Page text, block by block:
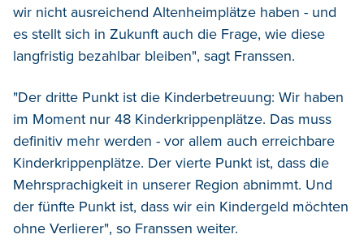
wir nicht ausreichend Altenheimplätze haben - und
es stellt sich in Zukunft auch die Frage, wie diese
langfristig bezahlbar bleiben", sagt Franssen.
"Der dritte Punkt ist die Kinderbetreuung: Wir haben
im Moment nur 48 Kinderkrippenplätze. Das muss
definitiv mehr werden - vor allem auch erreichbare
Kinderkrippenplätze. Der vierte Punkt ist, dass die
Mehrsprachigkeit in unserer Region abnimmt. Und
der fünfte Punkt ist, dass wir ein Kindergeld möchten
ohne Verlierer", so Franssen weiter.